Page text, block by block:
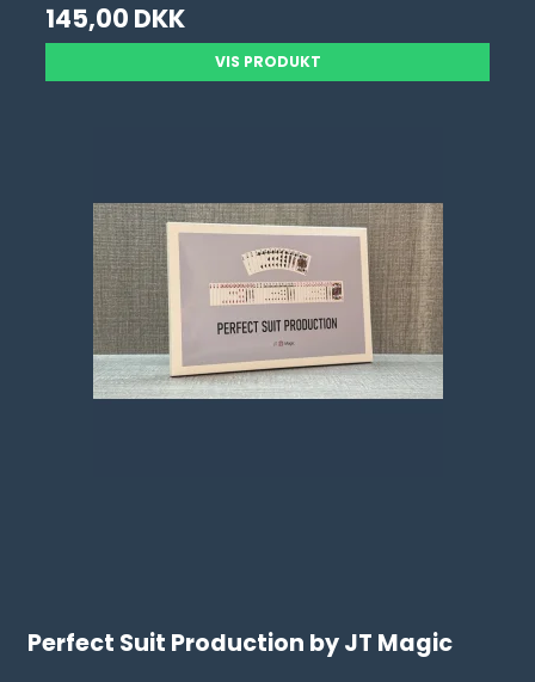
145,00 DKK
VIS PRODUKT
Perfect Suit Production by JT Magic